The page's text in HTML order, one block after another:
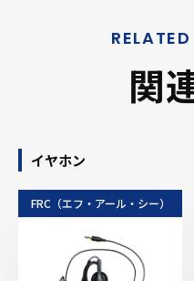
関
イヤホン
FRC（エフ・アール・シー）